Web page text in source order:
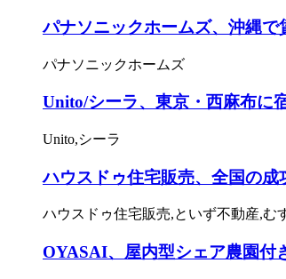
パナソニックホームズ、沖縄
パナソニックホームズ
Unito/シーラ、東京・西麻布に
Unito,シーラ
ハウスドゥ住宅販売、全国の成
ハウスドゥ住宅販売,といず不動産,む
OYASAI、屋内型シェア農園付